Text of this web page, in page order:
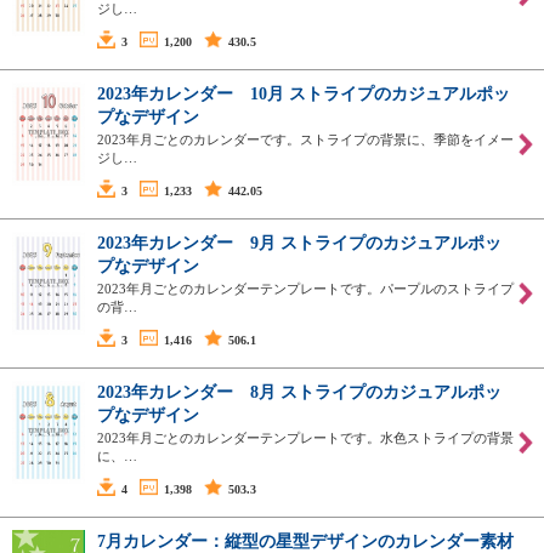
ジし…
3 1,200 430.5
2023年カレンダー 10月 ストライプのカジュアルポッ
プなデザイン
2023年月ごとのカレンダーです。ストライプの背景に、季節をイメー
ジし…
3 1,233 442.05
2023年カレンダー 9月 ストライプのカジュアルポッ
プなデザイン
2023年月ごとのカレンダーテンプレートです。パープルのストライプ
の背…
3 1,416 506.1
2023年カレンダー 8月 ストライプのカジュアルポッ
プなデザイン
2023年月ごとのカレンダーテンプレートです。水色ストライプの背景
に、…
4 1,398 503.3
7月カレンダー：縦型の星型デザインのカレンダー素材